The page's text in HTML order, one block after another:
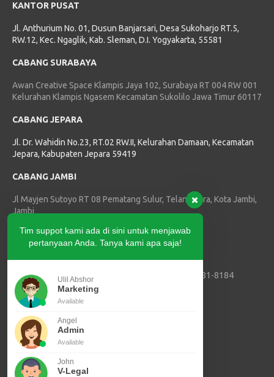
KANTOR PUSAT
Jl. Anthurium No. 01, Dusun Banjarsari, Desa Sukoharjo RT.5,
RW.12, Kec. Ngaglik, Kab. Sleman, D.I. Yogyakarta, 55581
CABANG SURABAYA
Awan Creative Space Klampis Jaya 102, Surabaya RT 004 RW 001
Kelurahan Klampis Ngasem Kecamatan Sukolilo Jawa Timur 60117
CABANG JEPARA
Jl. Dr. Wahidin No.23, RT.02 RW.II, Kelurahan Damaan, Kecamatan
Jepara, Kabupaten Jepara 59419
CABANG JAMBI
Jl Mayjen Sutoyo RT 08 Pematang Sulur, Telanaipura, Kota Jambi,
Jambi
HUBUNGI KAMI
Marketing SVLK, PPIU dan PJK3 :
+62 811-3881-8184
Marketing ISPO :+62 821-3409-7795
E-mail :
info@tric-indonesia.com
Sertifikasi SVLK
Sertifikasi ISPO
Akreditasi PPIU
Tim suppot kami ada di sini untuk menjawab
pertanyaan Anda. Tanya kami apa saja!
Ulil Abshor
Marketing
Available
Angel
Admin
Available
John
V-Legal